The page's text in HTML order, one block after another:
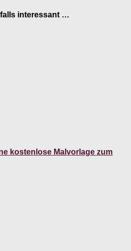
interessant …
kostenlose Malvorlage zum